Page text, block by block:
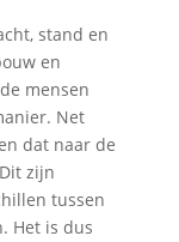
stand en
en
mensen
Net
dat naar de
zijn
tussen
Het is dus